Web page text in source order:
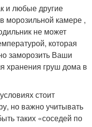
и любые другие
морозильной камере ,
не может
которая
заморозить Ваши
хранения груш дома в
стоит
но важно учитывать
таких «соседей по